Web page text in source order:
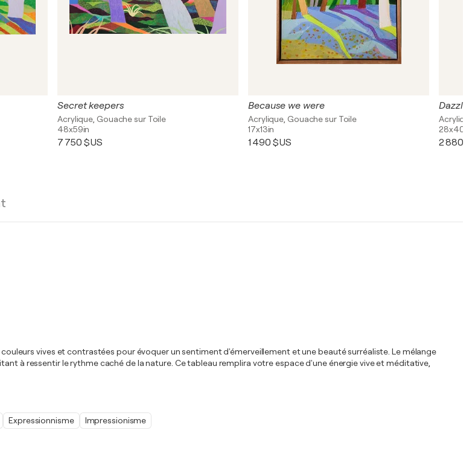
Secret keepers
Acrylique, Gouache sur Toile
48x59in
7 750 $US
Because we were
Acrylique, Gouache sur Toile
17x13in
1 490 $US
28x40in
2 880
vives et contrastées pour évoquer un sentiment d'émerveillement et une beauté surréaliste. Le mélange
à ressentir le rythme caché de la nature. Ce tableau remplira votre espace d'une énergie vive et méditative,
Expressionnisme Impressionisme